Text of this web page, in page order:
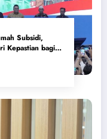
Subsidi,
Kepastian bagi